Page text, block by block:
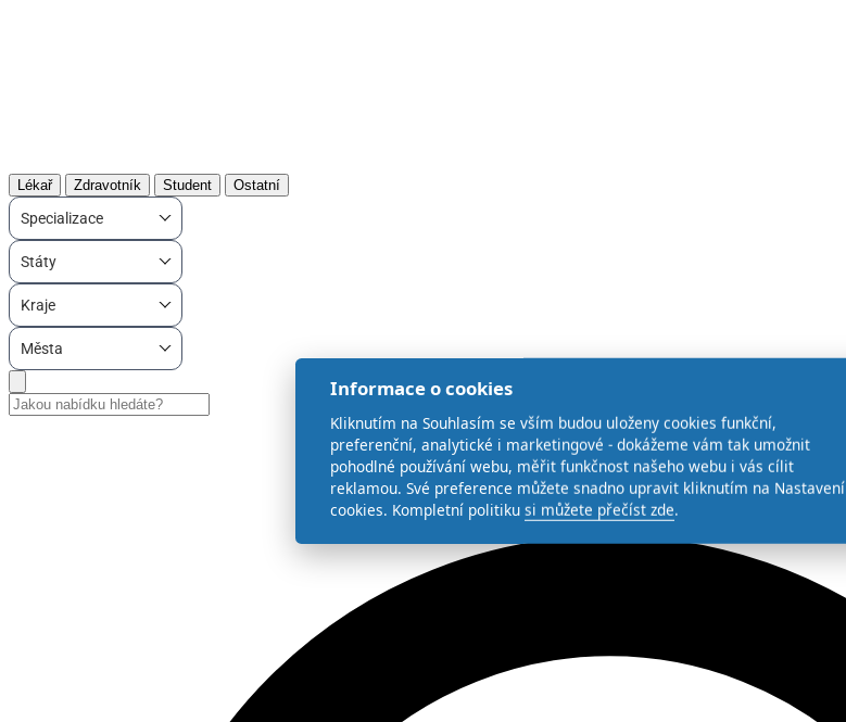
Lékař Zdravotník Student Ostatní
Specializace
Státy
Kraje
Města
Informace o cookies
Kliknutím na Souhlasím se vším budou uloženy cookies funkční,
preferenční, analytické i marketingové - dokážeme vám tak umožnit
pohodlné používání webu, měřit funkčnost našeho webu i vás cílit
reklamou. Své preference můžete snadno upravit kliknutím na Nastavení
cookies. Kompletní politiku si můžete přečíst zde.